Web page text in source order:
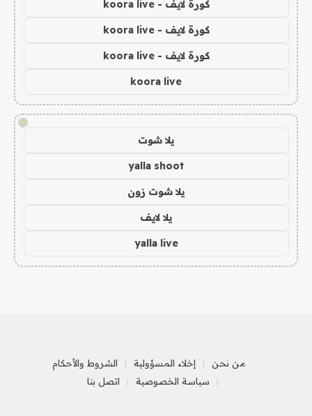
كورة لايف - koora live
كورة لايف - koora live
كورة لايف - koora live
koora live
!
يلا شوت
yalla shoot
يلا شوت زون
يلا لايف
yalla live
من نحن إخلاء المسؤولية
الشروط والأحكام
سياسة الخصوصية
اتصل بنا